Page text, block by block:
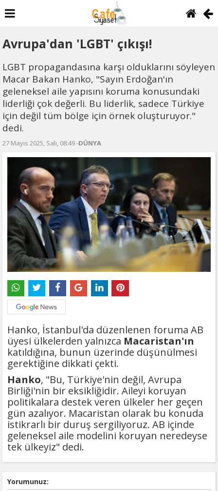
Avrupa'dan 'LGBT' çıkışı!
LGBT propagandasına karşı olduklarını söyleyen
Macar Bakan Hanko, "Sayın Erdoğan'ın
geleneksel aile yapısını koruma konusundaki
liderliği çok değerli. Bu liderlik, sadece Türkiye
için değil tüm bölge için örnek oluşturuyor."
dedi.
27 Mayıs 2025, Salı, 08:49 -DÜNYA
Hanko, İstanbul'da düzenlenen foruma AB
üyesi ülkelerden yalnızca Macaristan'ın
katıldığına, bunun üzerinde düşünülmesi
gerektiğine dikkati çekti.
Hanko, "Bu, Türkiye'nin değil, Avrupa
Birliği'nin bir eksikliğidir. Aileyi koruyan
politikalara destek veren ülkeler her geçen
gün azalıyor. Macaristan olarak bu konuda
istikrarlı bir duruş sergiliyoruz. AB içinde
geleneksel aile modelini koruyan neredeyse
tek ülkeyiz" dedi.
Yorumunuz: